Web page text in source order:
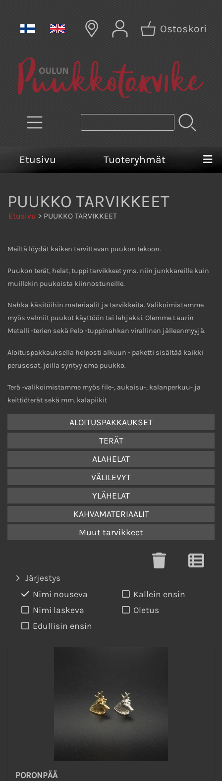
Ostoskori
Etusivu Tuoteryhmät
PUUKKO TARVIKKEET
Etusivu > PUUKKO TARVIKKEET
Meiltä löydät kaiken tarvittavan puukon tekoon.
Puukon terät, helat, tuppi tarvikkeet yms. niin junkkareille kuin
muillekin puukoista kiinnostuneille.
Nahka käsitöihin materiaalit ja tarvikkeita. Valikoimistamme
myös valmiit puukot käyttöön tai lahjaksi. Olemme Laurin
Metalli -terien sekä Pelo -tuppinahkan virallinen jälleenmyyjä.
Aloituspakkauksella helposti alkuun - paketti sisältää kaikki
perusosat, joilla syntyy oma puukko.
Terä -valikoimistamme myös file-, aukaisu-, kalanperkuu- ja
keittiöterät sekä mm. kalapiikit
ALOITUSPAKKAUKSET
TERÄT
ALAHELAT
VÄLILEVYT
YLÄHELAT
KAHVAMATERIAALIT
Muut tarvikkeet
Järjestys
Nimi nouseva
Nimi laskeva
Edullisin ensin
Kallein ensin
Oletus
PORONPÄÄ